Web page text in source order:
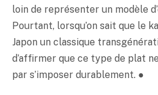
loin de représenter un modèle
Pourtant, lorsqu’on sait que le
Japon un classique
d’affirmer que ce type de plat
par s’imposer durablement. ●